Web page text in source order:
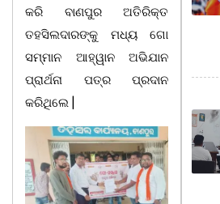
କରି ବାଣପୁର ଅତିରିକ୍ତ
ତହସିଲଦାରଙ୍କୁ ମଧ୍ୟ ଗୋ
ସମ୍ମାନ ଆହ୍ୱାନ ଅଭିଯାନ
ପ୍ରାର୍ଥନା ପତ୍ର ପ୍ରଦାନ
କରିଥିଲେ |